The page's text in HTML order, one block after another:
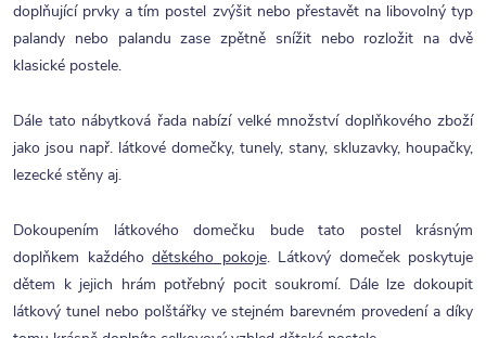
doplňující prvky a tím postel zvýšit nebo přestavět na libovolný typ
palandy nebo palandu zase zpětně snížit nebo rozložit na dvě
klasické postele.
Dále tato nábytková řada nabízí velké množství doplňkového zboží
jako jsou např. látkové domečky, tunely, stany, skluzavky, houpačky,
lezecké stěny aj.
Dokoupením látkového domečku bude tato postel krásným
doplňkem každého dětského pokoje. Látkový domeček poskytuje
dětem k jejich hrám potřebný pocit soukromí. Dále lze dokoupit
látkový tunel nebo polštářky ve stejném barevném provedení a díky